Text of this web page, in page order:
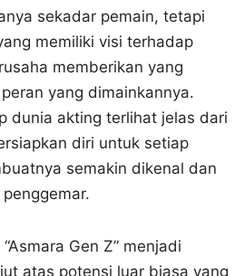
sekadar pemain, tetapi
memiliki visi terhadap
memberikan yang
yang dimainkannya.
dunia akting terlihat jelas dari
diri untuk setiap
semakin dikenal dan
Gen Z” menjadi
atas potensi luar biasa yang